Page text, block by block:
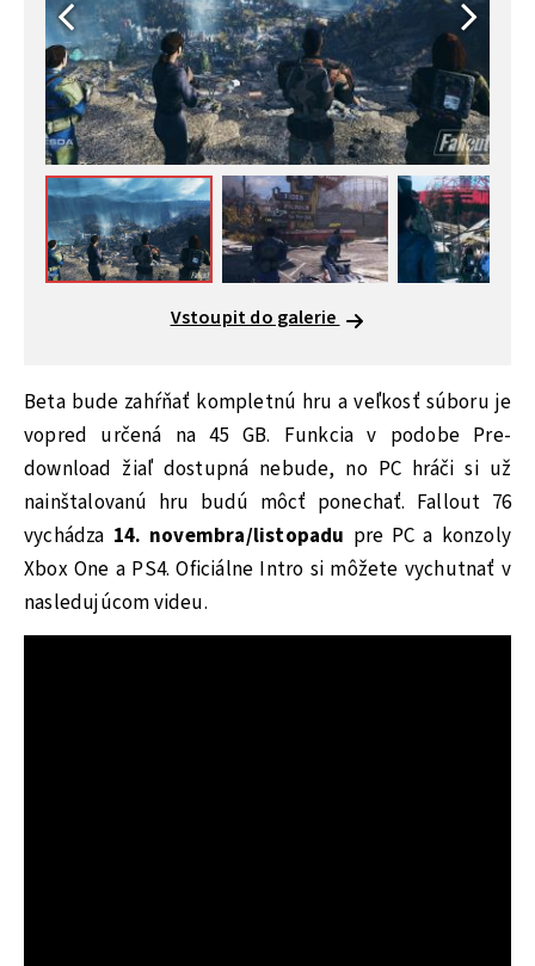
Vstoupit do galerie
Beta bude zahŕňať kompletnú hru a veľkosť súboru je
vopred určená na 45 GB. Funkcia v podobe Pre-
download žiaľ dostupná nebude, no PC hráči si už
nainštalovanú hru budú môcť ponechať. Fallout 76
vychádza 14. novembra/listopadu pre PC a konzoly
Xbox One a PS4. Oficiálne Intro si môžete vychutnať v
nasledujúcom videu.